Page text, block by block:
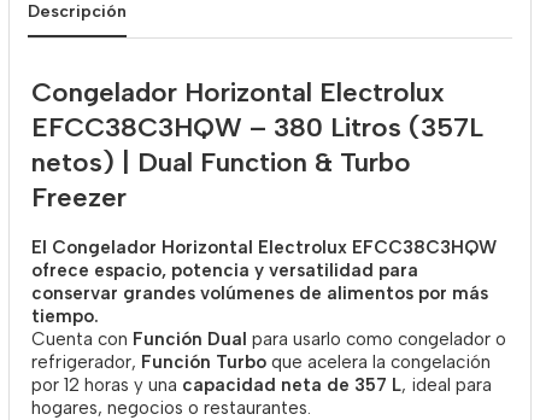
Descripción
Congelador Horizontal Electrolux
EFCC38C3HQW – 380 Litros (357L
netos) | Dual Function & Turbo
Freezer
El Congelador Horizontal Electrolux EFCC38C3HQW
ofrece espacio, potencia y versatilidad para
conservar grandes volúmenes de alimentos por más
tiempo.
Cuenta con Función Dual para usarlo como congelador o
refrigerador, Función Turbo que acelera la congelación
por 12 horas y una capacidad neta de 357 L, ideal para
hogares, negocios o restaurantes.